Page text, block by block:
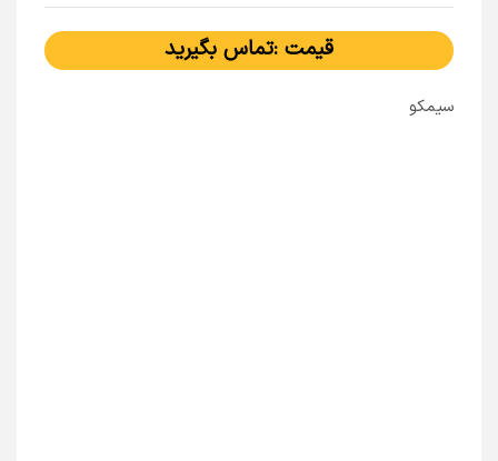
قیمت :تماس بگیرید
سیمکو